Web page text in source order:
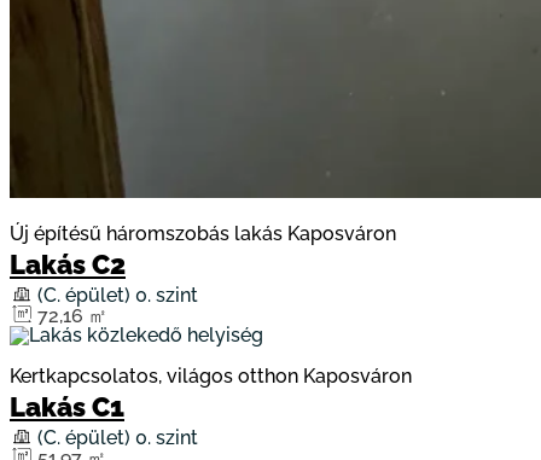
Új építésű háromszobás lakás Kaposváron
Lakás C2
(C. épület) 0. szint
72,16 ㎡
Kertkapcsolatos, világos otthon Kaposváron
Lakás C1
(C. épület) 0. szint